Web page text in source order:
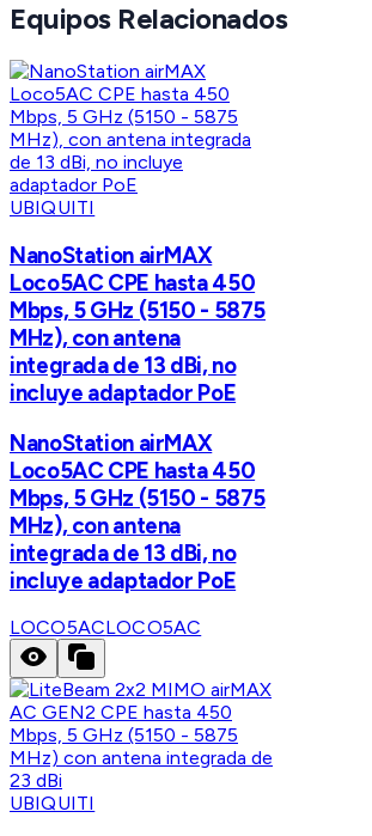
Equipos Relacionados
UBIQUITI
NanoStation airMAX
Loco5AC CPE hasta 450
Mbps, 5 GHz (5150 - 5875
MHz), con antena
integrada de 13 dBi, no
incluye adaptador PoE
NanoStation airMAX
Loco5AC CPE hasta 450
Mbps, 5 GHz (5150 - 5875
MHz), con antena
integrada de 13 dBi, no
incluye adaptador PoE
LOCO5ACLOCO5AC
UBIQUITI